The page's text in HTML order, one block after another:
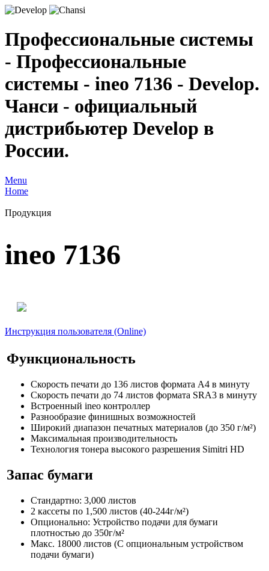
Профессиональные системы
- Профессиональные
системы - ineo 7136 - Develop.
Чанси - официальный
дистрибьютер Develop в
России.
Menu
Home
Продукция
ineo 7136
Инструкция пользователя (Online)
Функциональность
Скорость печати до 136 листов формата A4 в минуту
Скорость печати до 74 листов формата SRA3 в минуту
Встроенный ineo контроллер
Разнообразие финишных возможностей
Широкий диапазон печатных материалов (до 350 г/м²)
Максимальная производительность
Технология тонера высокого разрешения Simitri HD
Запас бумаги
Стандартно: 3,000 листов
2 кассеты по 1,500 листов (40-244г/м²)
Опционально: Устройство подачи для бумаги
плотностью до 350г/м²
Макс. 18000 листов (С опциональным устройством
подачи бумаги)